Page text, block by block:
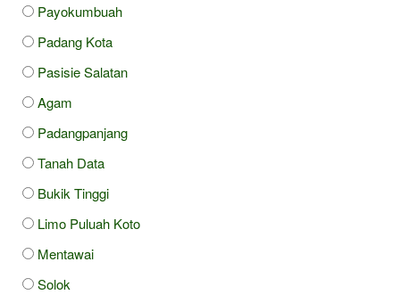
Payokumbuah
Padang Kota
Pasisie Salatan
Agam
Padangpanjang
Tanah Data
Bukik Tinggi
Limo Puluah Koto
Mentawai
Solok